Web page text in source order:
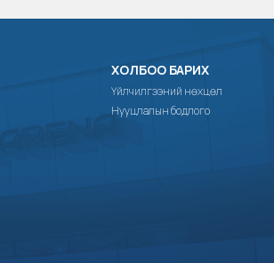
ХОЛБОО БАРИХ
Үйлчилгээний нөхцөл
Нууцлалын бодлого